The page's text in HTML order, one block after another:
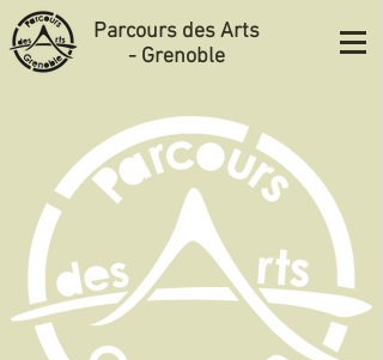
Parcours des Arts
- Grenoble